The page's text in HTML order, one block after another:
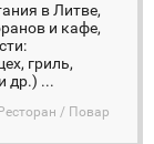
в Литве,
и кафе,
гриль,
др.) ...
/ Повар